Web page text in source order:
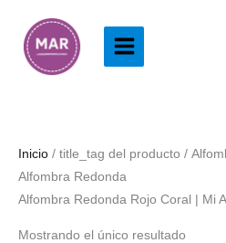
contenido
Inicio / title_tag del producto /
Alfombra Redonda
Alfombra Redonda Rojo Coral | Mi
Mostrando el único resultado